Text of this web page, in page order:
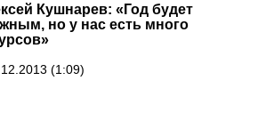
Кушнарев: «Год будет
но у нас есть много
(1:09)